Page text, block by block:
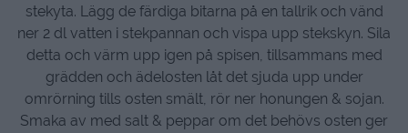
stekyta. Lägg de färdiga bitarna på en tallrik och vänd
ner 2 dl vatten i stekpannan och vispa upp stekskyn. Sila
detta och värm upp igen på spisen, tillsammans med
grädden och ädelosten låt det sjuda upp under
omrörning tills osten smält, rör ner honungen & sojan.
Smaka av med salt & peppar om det behövs osten ger